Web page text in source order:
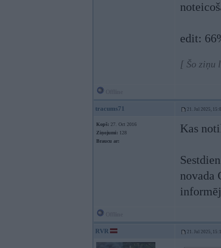
edit:
[ Šo ziņu
tracums71 21. Jul 2025,
Kopš: 27. Oct 2016
Ziņojumi: 128
Braucu ar:
Kas
novada
RVR 21. Jul 2025,